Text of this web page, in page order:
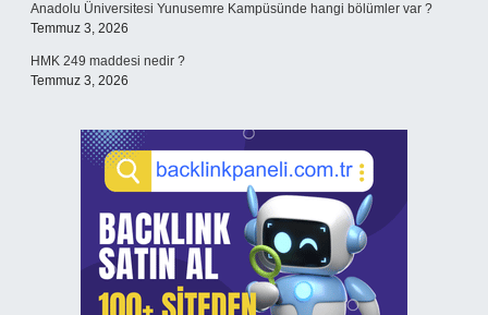
Anadolu Üniversitesi Yunusemre Kampüsünde hangi bölümler var ?
Temmuz 3, 2026
HMK 249 maddesi nedir ?
Temmuz 3, 2026